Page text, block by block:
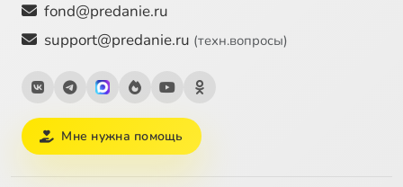
fond@predanie.ru
support@predanie.ru (техн.вопросы)
Мне нужна помощь